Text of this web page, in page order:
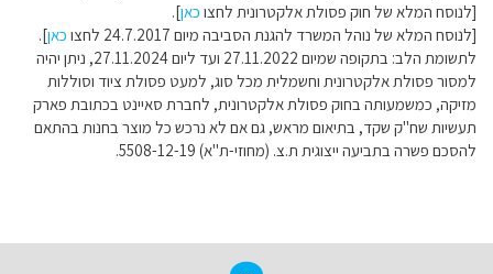
[לנוסח המלא של חוק פסולת אלקטרונית לחצו כאן].
[לנוסח המלא של נוהל המשרד להגנת הסביבה מיום 24.7.2017 לחצו
כאן].
לתשומת הלב: בתקופה שמיום 27.11.2022 ועד ליום 27.11.2024, ניתן יהיה
למסור פסולת אלקטרונית וחשמלית מכל סוג, למעט פסולת ציוד וסוללות
מזיקה, כמשמעותה בחוק פסולת אלקטרונית, לחברת סאיינט בכתובת פארק
תעשיות שח"ק שקד, בתיאום מראש, גם אם לא נרכש כל מוצר בחנות בהתאם
להסכם פשרה בתביעה ייצוגית ת.צ. (מחוזי-ת"א) 5508-12-19.